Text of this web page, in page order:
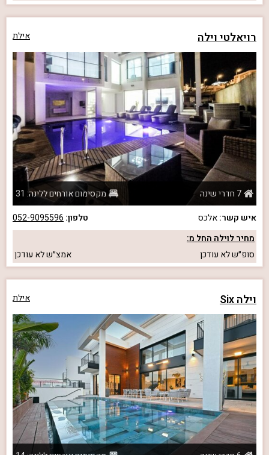
רויאלטי וילה אילת
7 חדרי שינה
מקסימום אורחים ללינה: 31
איש קשר:אלכס טלפון: 052-9095596
מחיר לוילה החל מ:
סופ״שלא עודכן אמצ״שלא עודכן
וילה Six אילת